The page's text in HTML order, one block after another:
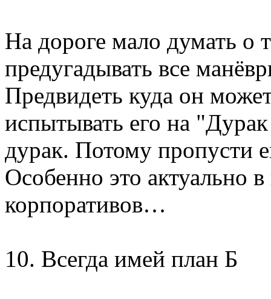
На дороге мало думать о
предугадывать все
Предвидеть куда он
испытывать его на
дурак. Потому пропусти
Особенно это актуально
корпоративов…
10. Всегда имей план Б